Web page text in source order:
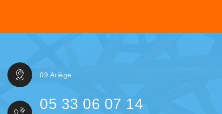
09 Ariège
05 33 06 07 14